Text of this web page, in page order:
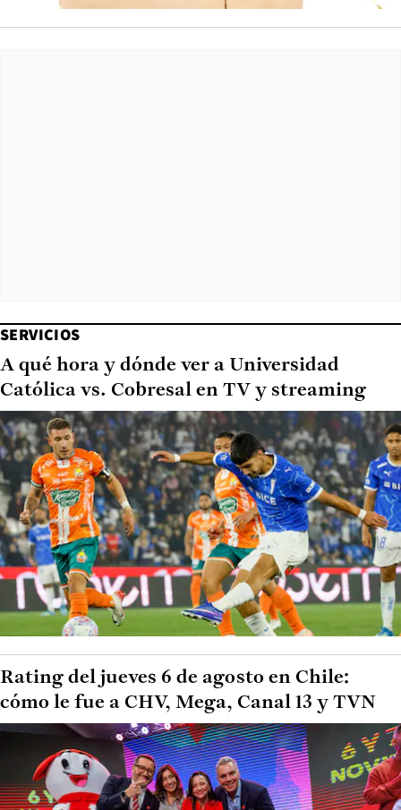
SERVICIOS
A qué hora y dónde ver a Universidad
Católica vs. Cobresal en TV y streaming
Rating del jueves 6 de agosto en Chile:
cómo le fue a CHV, Mega, Canal 13 y TVN